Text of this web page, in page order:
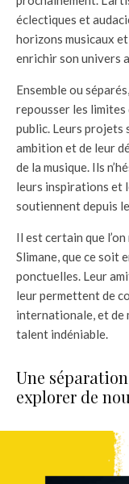
éclectiques et
horizons musicaux
enrichir son univers
Ensemble ou
repousser les
public. Leurs
ambition et de leur
de la musique. Ils
leurs inspirations et
soutiennent depuis
Il est certain que
Slimane, que ce soit
ponctuelles. Leur
leur permettent de
internationale, et de
talent indéniable.
Une
explorer de